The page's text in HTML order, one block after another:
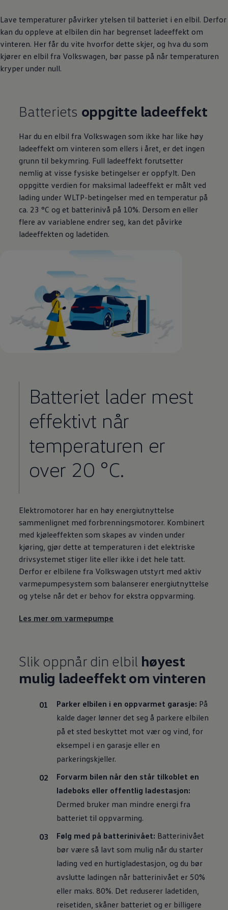
Lave temperaturer påvirker ytelsen til batteriet i en elbil. Derfor
kan du oppleve at elbilen din har begrenset ladeeffekt om
vinteren. Her får du vite hvorfor dette skjer, og hva du som
kjører en elbil fra Volkswagen, bør passe på når temperaturen
kryper under null.
Batteriets oppgitte ladeeffekt
Har du en elbil fra Volkswagen som ikke har like høy
ladeeffekt om vinteren som ellers i året, er det ingen
grunn til bekymring. Full ladeeffekt forutsetter
nemlig at visse fysiske betingelser er oppfylt. Den
oppgitte verdien for maksimal ladeeffekt er målt ved
lading under WLTP-betingelser med en temperatur på
ca. 23 °C og et batterinivå på 10%. Dersom en eller
flere av variablene endrer seg, kan det påvirke
ladeeffekten og ladetiden.
Batteriet lader mest
effektivt når
temperaturen er
over 20 °C.
Elektromotorer har en høy energiutnyttelse
sammenlignet med forbrenningsmotorer. Kombinert
med kjøleeffekten som skapes av vinden under
kjøring, gjør dette at temperaturen i det elektriske
drivsystemet stiger lite eller ikke i det hele tatt.
Derfor er elbilene fra Volkswagen utstyrt med aktiv
varmepumpesystem som balanserer energiutnyttelse
og ytelse når det er behov for ekstra oppvarming.
Les mer om varmepumpe
Slik oppnår din elbil høyest
mulig ladeeffekt om vinteren
Parker elbilen i en oppvarmet garasje: På
kalde dager lønner det seg å parkere elbilen
på et sted beskyttet mot vær og vind, for
eksempel i en garasje eller en
parkeringskjeller.
Forvarm bilen når den står tilkoblet en
ladeboks eller offentlig ladestasjon:
Dermed bruker man mindre energi fra
batteriet til oppvarming.
Følg med på batterinivået: Batterinivået
bør være så lavt som mulig når du starter
lading ved en hurtigladestasjon, og du bør
avslutte ladingen når batterinivået er 50%
eller maks. 80%. Det reduserer ladetiden,
reisetiden, skåner batteriet og er billigere